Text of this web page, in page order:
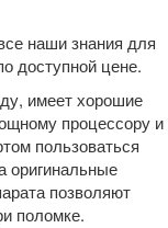
наши знания для
доступной цене.
имеет хорошие
процессору и
пользоваться
оригинальные
позволяют
поломке.